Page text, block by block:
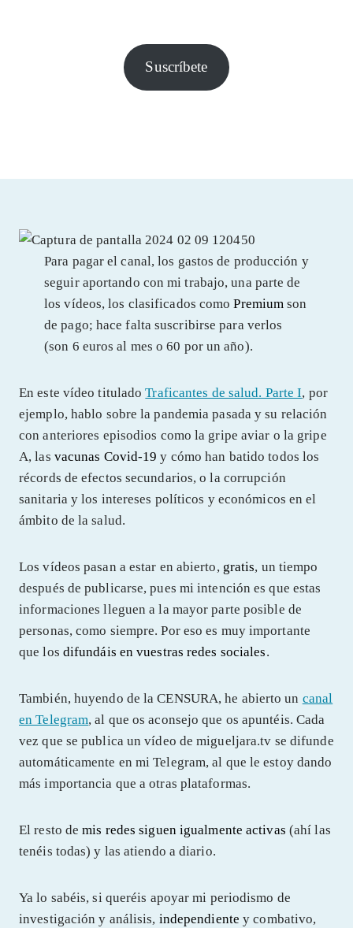
Suscríbete
Para pagar el canal, los gastos de producción y
seguir aportando con mi trabajo, una parte de
los vídeos, los clasificados comoPremium son
de pago; hace falta suscribirse para verlos
(son 6 euros al mes o 60 por un año).
En este vídeo tituladoTraficantes de salud. Parte I, por
ejemplo, hablo sobre la pandemia pasada y su relación
con anteriores episodios como la gripe aviar o la gripe
A, las vacunas Covid-19 y cómo han batido todos los
récords de efectos secundarios, o la corrupción
sanitaria y los intereses políticos y económicos en el
ámbito de la salud.
Los vídeos pasan a estar en abierto, gratis, un tiempo
después de publicarse, pues mi intención es que estas
informaciones lleguen a la mayor parte posible de
personas, como siempre. Por eso es muy importante
que los difundáis en vuestras redes sociales.
También, huyendo de la CENSURA, he abierto un canal
en Telegram, al que os aconsejo que os apuntéis. Cada
vez que se publica un vídeo de migueljara.tv se difunde
automáticamente en mi Telegram, al que le estoy dando
más importancia que a otras plataformas.
El resto demis redes siguen igualmente activas (ahí las
tenéis todas) y las atiendo a diario.
Ya lo sabéis, si queréis apoyar mi periodismo de
investigación y análisis, independientey combativo,